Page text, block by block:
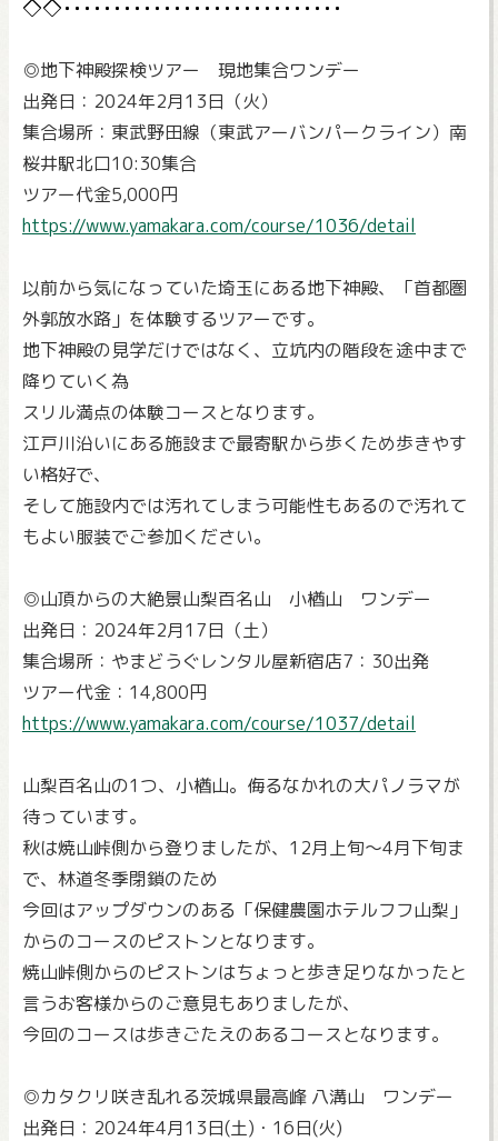
◎地下神殿探検ツアー 現地集合ワンデー
出発日：2024年2月13日（火）
集合場所：東武野田線（東武アーバンパークライン）南
桜井駅北口10:30集合
ツアー代金5,000円
https://www.yamakara.com/course/1036/detail
以前から気になっていた埼玉にある地下神殿、「首都圏
外郭放水路」を体験するツアーです。
地下神殿の見学だけではなく、立坑内の階段を途中まで
降りていく為
スリル満点の体験コースとなります。
江戸川沿いにある施設まで最寄駅から歩くため歩きやす
い格好で、
そして施設内では汚れてしまう可能性もあるので汚れて
もよい服装でご参加ください。
◎山頂からの大絶景山梨百名山 小楢山 ワンデー
出発日：2024年2月17日（土）
集合場所：やまどうぐレンタル屋新宿店7：30出発
ツアー代金：14,800円
https://www.yamakara.com/course/1037/detail
山梨百名山の1つ、小楢山。侮るなかれの大パノラマが
待っています。
秋は焼山峠側から登りましたが、12月上旬～4月下旬ま
で、林道冬季閉鎖のため
今回はアップダウンのある「保健農園ホテルフフ山梨」
からのコースのピストンとなります。
焼山峠側からのピストンはちょっと歩き足りなかったと
言うお客様からのご意見もありましたが、
今回のコースは歩きごたえのあるコースとなります。
◎カタクリ咲き乱れる茨城県最高峰 八溝山 ワンデー
出発日：2024年4月13日(土)・16日(火)